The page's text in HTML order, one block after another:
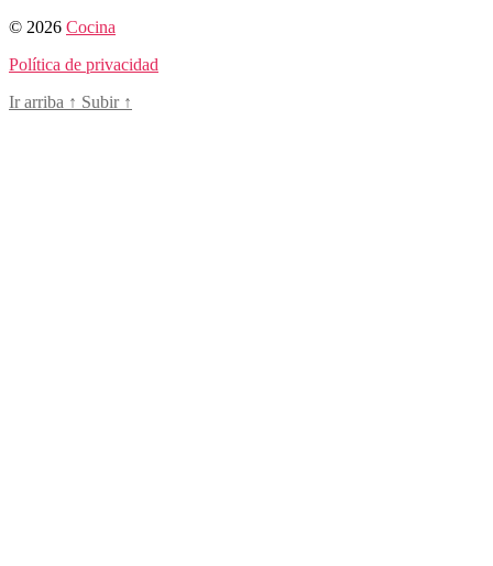
© 2026 Cocina
Política de privacidad
Ir arriba ↑ Subir ↑